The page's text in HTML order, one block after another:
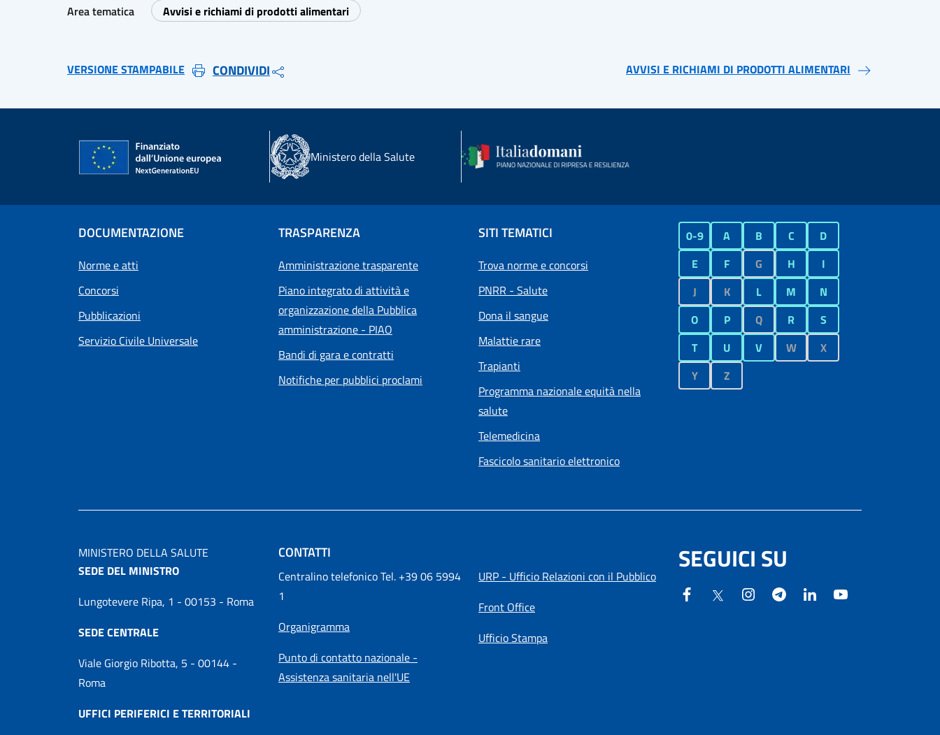
Area tematica Avvisi e richiami di prodotti alimentari
VERSIONE STAMPABILE CONDIVIDI AVVISI E RICHIAMI DI PRODOTTI ALIMENTARI
Ministero della Salute
DOCUMENTAZIONE
Norme e atti
Concorsi
Pubblicazioni
Servizio Civile Universale
TRASPARENZA
Amministrazione trasparente
Piano integrato di attività e
organizzazione della Pubblica
amministrazione - PIAO
Bandi di gara e contratti
Notifiche per pubblici proclami
SITI TEMATICI
Trova norme e concorsi
PNRR - Salute
Dona il sangue
Malattie rare
Trapianti
Programma nazionale equità nella
salute
Telemedicina
Fascicolo sanitario elettronico
0-9 A B C
D
E
F G H
I
J
K L M
N
O
P Q R
S
T
U V W
X
Y
Z
MINISTERO DELLA SALUTE
SEDE DEL MINISTRO
Lungotevere Ripa, 1 - 00153 - Roma
SEDE CENTRALE
Viale Giorgio Ribotta, 5 - 00144 -
Roma
UFFICI PERIFERICI E TERRITORIALI
CONTATTI
Centralino telefonico Tel. +39 06 5994
1
Organigramma
Punto di contatto nazionale -
Assistenza sanitaria nell'UE
URP - Ufficio Relazioni con il Pubblico
Front Office
Ufficio Stampa
SEGUICI SU